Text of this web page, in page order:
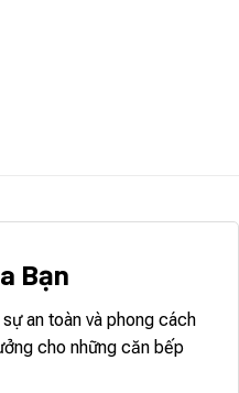
Bạn
an toàn và phong cách
cho những căn bếp